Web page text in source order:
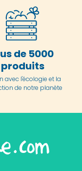
de 5000
produits
avec l'écologie et la
de notre planète